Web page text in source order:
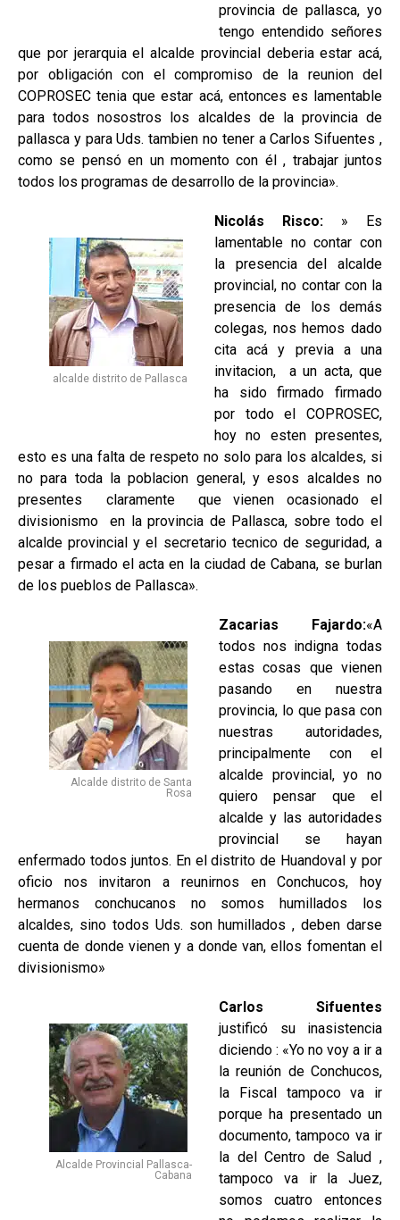
provincia de pallasca, yo
tengo entendido señores
que por jerarquia el alcalde provincial deberia estar acá,
por obligación con el compromiso de la reunion del
COPROSEC tenia que estar acá, entonces es lamentable
para todos nosostros los alcaldes de la provincia de
pallasca y para Uds. tambien no tener a Carlos Sifuentes ,
como se pensó en un momento con él , trabajar juntos
todos los programas de desarrollo de la provincia».
alcalde distrito de Pallasca
Nicolás Risco: » Es
lamentable no contar con
la presencia del alcalde
provincial, no contar con la
presencia de los demás
colegas, nos hemos dado
cita acá y previa a una
invitacion, a un acta, que
ha sido firmado firmado
por todo el COPROSEC,
hoy no esten presentes,
esto es una falta de respeto no solo para los alcaldes, si
no para toda la poblacion general, y esos alcaldes no
presentes claramente que vienen ocasionado el
divisionismo en la provincia de Pallasca, sobre todo el
alcalde provincial y el secretario tecnico de seguridad, a
pesar a firmado el acta en la ciudad de Cabana, se burlan
de los pueblos de Pallasca».
Alcalde distrito de Santa
Rosa
Zacarias Fajardo:«A
todos nos indigna todas
estas cosas que vienen
pasando en nuestra
provincia, lo que pasa con
nuestras autoridades,
principalmente con el
alcalde provincial, yo no
quiero pensar que el
alcalde y las autoridades
provincial se hayan
enfermado todos juntos. En el distrito de Huandoval y por
oficio nos invitaron a reunirnos en Conchucos, hoy
hermanos conchucanos no somos humillados los
alcaldes, sino todos Uds. son humillados , deben darse
cuenta de donde vienen y a donde van, ellos fomentan el
divisionismo»
Alcalde Provincial Pallasca-
Cabana
Carlos Sifuentes
justificó su inasistencia
diciendo : «Yo no voy a ir a
la reunión de Conchucos,
la Fiscal tampoco va ir
porque ha presentado un
documento, tampoco va ir
la del Centro de Salud ,
tampoco va ir la Juez,
somos cuatro entonces